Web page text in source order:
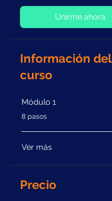
Unirme ahora
Información del
curso
Módulo 1
.8 pasos
Ver más
Precio